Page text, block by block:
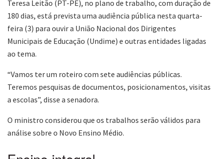
Teresa Leitão (PT-PE), no plano de trabalho, com duração de
180 dias, está prevista uma audiência pública nesta quarta-
feira (3) para ouvir a União Nacional dos Dirigentes
Municipais de Educação (Undime) e outras entidades ligadas
ao tema.
“Vamos ter um roteiro com sete audiências públicas.
Teremos pesquisas de documentos, posicionamentos, visitas
a escolas”, disse a senadora.
O ministro considerou que os trabalhos serão válidos para
análise sobre o Novo Ensino Médio.